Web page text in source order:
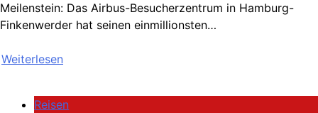
Meilenstein: Das Airbus-Besucherzentrum in Hamburg-
Finkenwerder hat seinen einmillionsten…
Weiterlesen
Reisen